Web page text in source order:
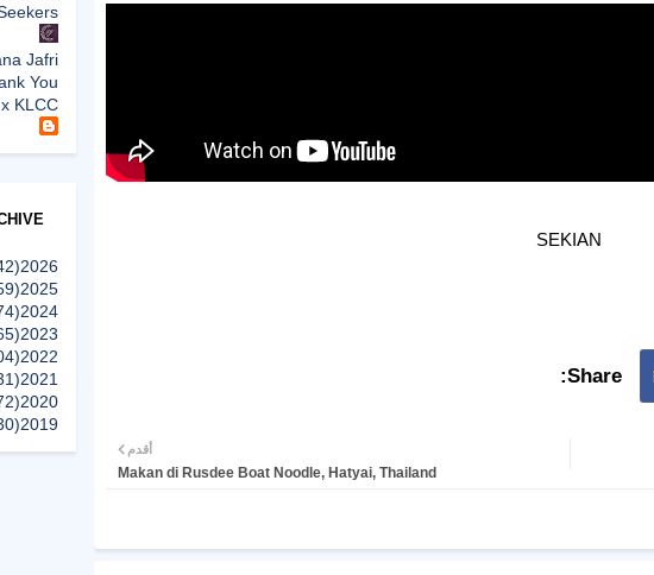
SEKIAN
أقدم
Makan di Rusdee Boat Noodle, Hatyai, Thailand
Jafri
You
KLCC!
Begins
Lovers,
إظهار
2026
(42)
2025
(159)
2024
(174)
2023
(265)
2022
(204)
2021
(231)
2020
(272)
2019
(230)